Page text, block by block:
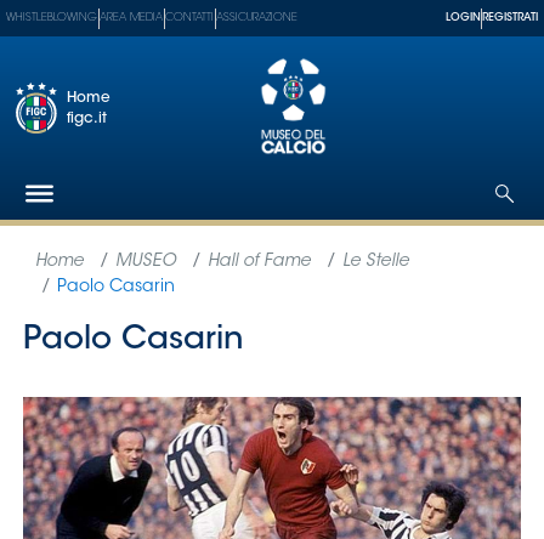
Federazione
Partner
SGS
Paralimpico
Serie
A
Women
WHISTLEBLOWING AREA MEDIA CONTATTI ASSICURAZIONE LOGIN REGISTRATI
Home
figc.it